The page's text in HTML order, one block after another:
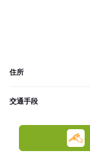
住所
交通手段